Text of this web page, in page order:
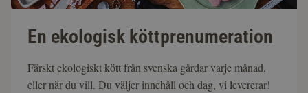
En ekologisk köttprenumeration
Färskt ekologiskt kött från svenska gårdar varje månad,
eller när du vill. Du väljer innehåll och dag, vi levererar!